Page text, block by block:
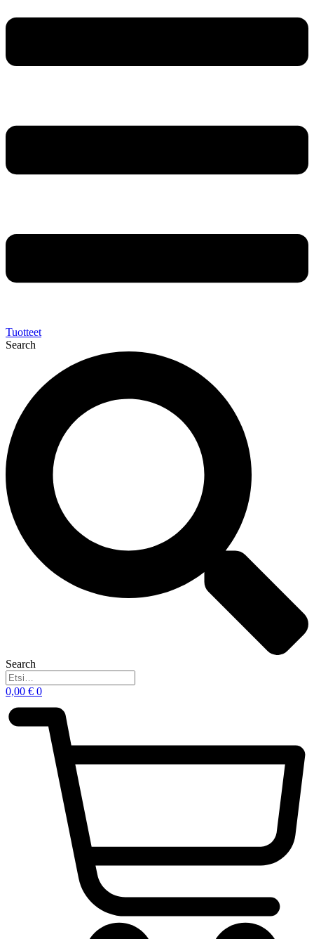
Tuotteet
Search
Search
0,00 € 0